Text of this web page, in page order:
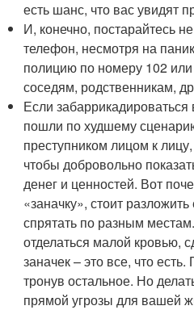
есть шанс, что вас увидят
И, конечно, постарайтесь
телефон, несмотря на
полицию по номеру 102
соседям, родственникам,
Если
пошли по худшему
преступником лицом к
чтобы добровольно
денег и ценностей. Вот
«заначку», стоит
спрятать по разным
отделаться малой кровью,
заначек – это все, что
тронув остальное. Но
прямой угрозы для вашей